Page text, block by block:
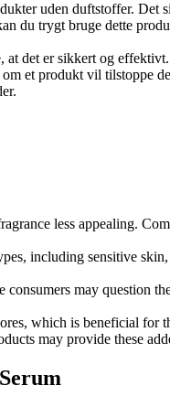
uden duftstoffer.
du trygt bruge dette
det er sikkert og
et produkt vil tilstoppe
less appealing.
including sensitive
may question
which is beneficial for
may provide these